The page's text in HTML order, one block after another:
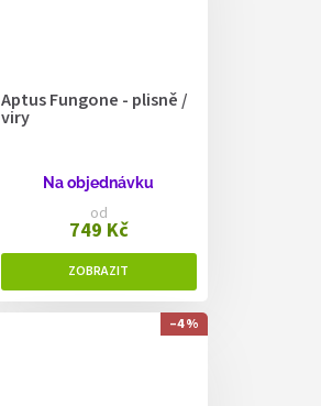
Aptus Fungone - plisně /
viry
Na objednávku
od
749 Kč
–4 %